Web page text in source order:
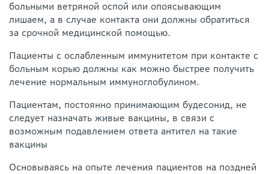
больными ветряной оспой или опоясывающим
лишаем, а в случае контакта они должны обратиться
за срочной медицинской помощью.
Пациенты с ослабленным иммунитетом при контакте с
больным корью должны как можно быстрее получить
лечение нормальным иммуноглобулином.
Пациентам, постоянно принимающим будесонид, не
следует назначать живые вакцины, в связи с
возможным подавлением ответа антител на такие
вакцины
Основываясь на опыте лечения пациентов на поздней